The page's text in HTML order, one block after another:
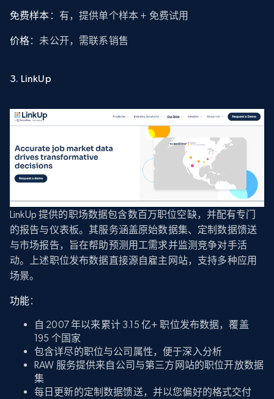
免费样本 ：有，提供单个样本 + 免费试用
价格：未公开，需联系销售
3. LinkUp
LinkUp 提供的职场数据包含数百万职位空缺，并配有专门
的报告与仪表板。其服务涵盖原始数据集、定制数据馈送
与市场报告，旨在帮助预测用工需求并监测竞争对手活
动。上述职位发布数据直接源自雇主网站，支持多种应用
场景。
功能：
自 2007 年以来累计 3.15 亿+ 职位发布数据，覆盖
195 个国家
包含详尽的职位与公司属性，便于深入分析
RAW 服务提供来自公司与第三方网站的职位开放数据
集
每日更新的定制数据馈送，并以您偏好的格式交付